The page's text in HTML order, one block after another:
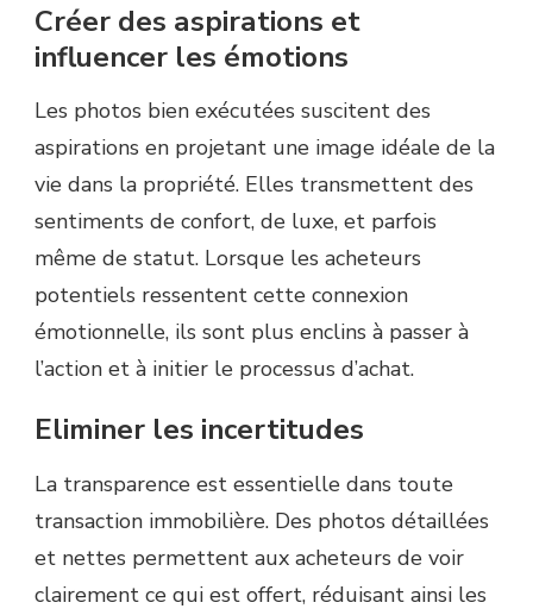
Créer des aspirations et
influencer les émotions
Les photos bien exécutées suscitent des
aspirations en projetant une image idéale de la
vie dans la propriété. Elles transmettent des
sentiments de confort, de luxe, et parfois
même de statut. Lorsque les acheteurs
potentiels ressentent cette connexion
émotionnelle, ils sont plus enclins à passer à
l’action et à initier le processus d’achat.
Eliminer les incertitudes
La transparence est essentielle dans toute
transaction immobilière. Des photos détaillées
et nettes permettent aux acheteurs de voir
clairement ce qui est offert, réduisant ainsi les